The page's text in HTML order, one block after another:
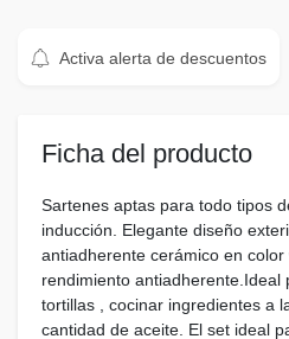
Activa alerta de descuentos
Ficha del producto
Sartenes aptas para todo tipos
inducción. Elegante diseño
antiadherente cerámico en
rendimiento antiadherente.Ideal
tortillas , cocinar ingredientes a
cantidad de aceite. El set ideal